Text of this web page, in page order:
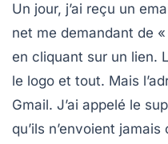
Un jour, j’ai reçu un
net me demandant de
en cliquant sur un lien.
le logo et tout. Mais
Gmail. J’ai appelé le
qu’ils n’envoient